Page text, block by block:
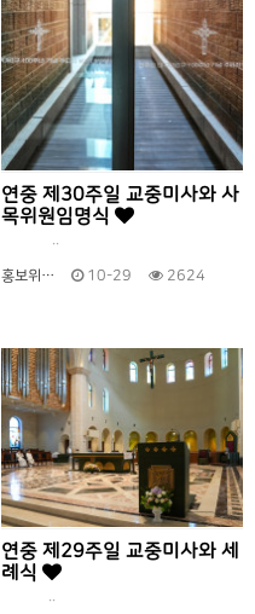
연중 제30주일 교중미사와 사
목위원임명식
..
홍보위… 10-29 2624
연중 제29주일 교중미사와 세
례식
..